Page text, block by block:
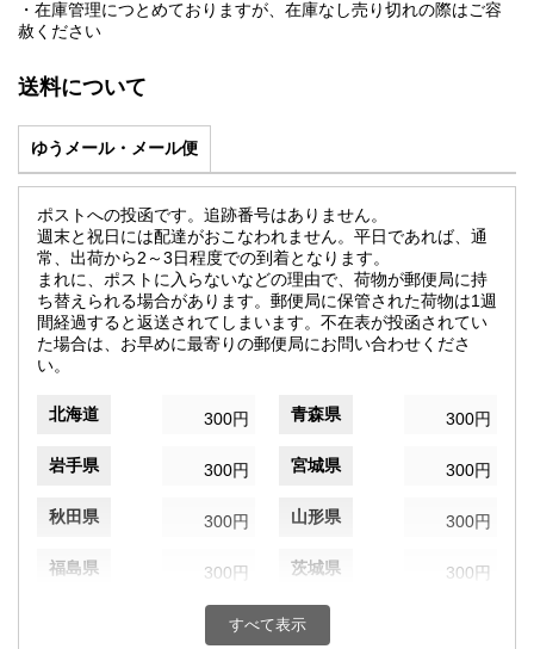
・在庫管理につとめておりますが、在庫なし売り切れの際はご容
赦ください
送料について
ゆうメール・メール便
ポストへの投函です。追跡番号はありません。
週末と祝日には配達がおこなわれません。平日であれば、通
常、出荷から2～3日程度での到着となります。
まれに、ポストに入らないなどの理由で、荷物が郵便局に持
ち替えられる場合があります。郵便局に保管された荷物は1週
間経過すると返送されてしまいます。不在表が投函されてい
た場合は、お早めに最寄りの郵便局にお問い合わせくださ
い。
北海道 300円 青森県 300円
岩手県 300円 宮城県 300円
秋田県 300円 山形県 300円
福島県 300円 茨城県 300円
300円 群馬県
すべて表示